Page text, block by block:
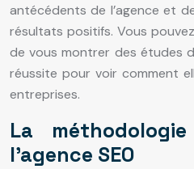
antécédents de l’agence et
résultats positifs. Vous
de vous montrer des études
réussite pour voir comment
entreprises.
La
l’agence SEO